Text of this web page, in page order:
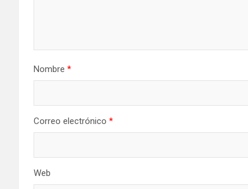
Nombre *
Correo electrónico *
Web